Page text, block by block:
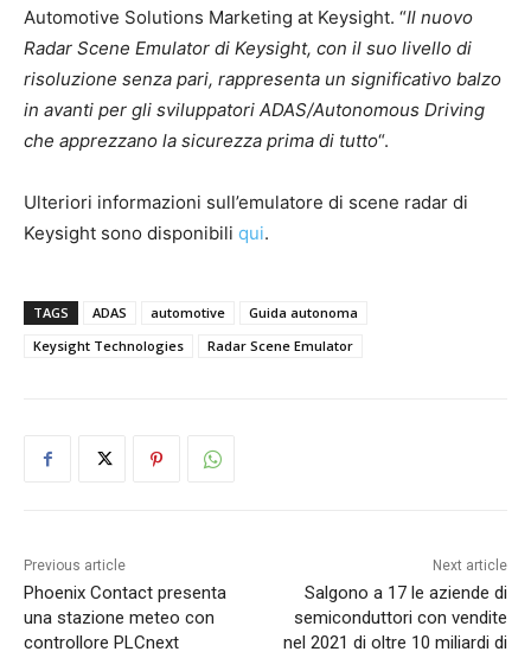
Automotive Solutions Marketing at Keysight. “Il nuovo
Radar Scene Emulator di Keysight, con il suo livello di
risoluzione senza pari, rappresenta un significativo balzo
in avanti per gli sviluppatori ADAS/Autonomous Driving
che apprezzano la sicurezza prima di tutto“.
Ulteriori informazioni sull’emulatore di scene radar di
Keysight sono disponibili qui.
TAGS ADAS automotive
Guida autonoma
Keysight Technologies
Radar Scene Emulator
Previous article
Phoenix Contact presenta
una stazione meteo con
controllore PLCnext
Next article
Salgono a 17 le aziende di
semiconduttori con vendite
nel 2021 di oltre 10 miliardi di